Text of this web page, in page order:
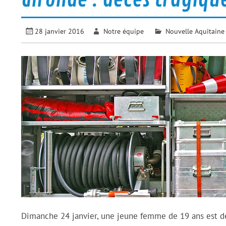
28 janvier 2016 Notre équipe Nouvelle Aquitaine
Dimanche 24 janvier, une jeune femme de 19 ans est